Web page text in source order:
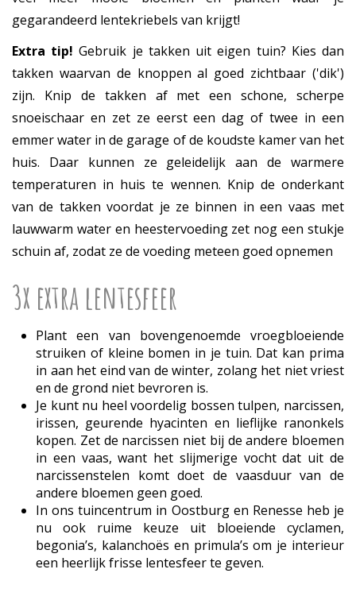
Extra tip! Gebruik je takken uit eigen tuin? Kies dan
takken waarvan de knoppen al goed zichtbaar ('dik')
zijn. Knip de takken af met een schone, scherpe
snoeischaar en zet ze eerst een dag of twee in een
emmer water in de garage of de koudste kamer van het
huis. Daar kunnen ze geleidelijk aan de warmere
temperaturen in huis te wennen. Knip de onderkant
van de takken voordat je ze binnen in een vaas met
lauwwarm water en heestervoeding zet nog een stukje
schuin af, zodat ze de voeding meteen goed opnemen
3x extra lentesfeer
Plant een van bovengenoemde vroegbloeiende
struiken of kleine bomen in je tuin. Dat kan prima
in aan het eind van de winter, zolang het niet vriest
en de grond niet bevroren is.
Je kunt nu heel voordelig bossen tulpen, narcissen,
irissen, geurende hyacinten en lieflijke ranonkels
kopen. Zet de narcissen niet bij de andere bloemen
in een vaas, want het slijmerige vocht dat uit de
narcissenstelen komt doet de vaasduur van de
andere bloemen geen goed.
In ons tuincentrum in Oostburg en Renesse heb je
nu ook ruime keuze uit bloeiende cyclamen,
begonia’s, kalanchoës en primula’s om je interieur
een heerlijk frisse lentesfeer te geven.